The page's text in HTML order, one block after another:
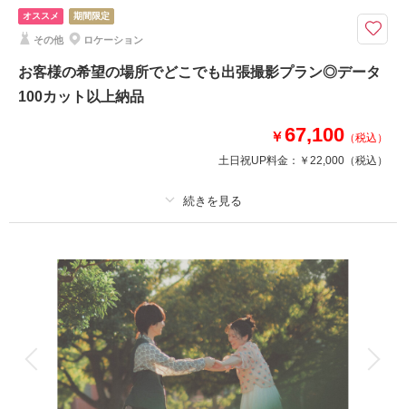
ドレス1着+タキシード1着
【データ数】
100カット以上
【その他プランに含まれるもの】
撮影日：2026年5月4日
撮影場所：jheart横浜（神奈川）
相談予約する
来店・オンライン
撮影日の空き
を確認する
オススメ 期間限定
その他 ロケーション
お客様の希望の場所でどこでも出張撮影プラン◎データ
100カット以上納品
￥67,100 （税込）
土日祝UP料金： ￥22,000 （税込）
撮影料 新婦衣装 新郎衣装
着付け ヘアメイク 小物一式
アルバム データ 100 カット 台紙付写真
衣装追加 会食
家族と撮影 家族用衣装レンタル